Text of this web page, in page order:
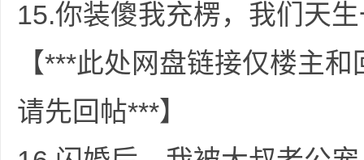
15.你装傻我充楞，我们天
【***此处网盘链接仅楼主
请先回帖***】